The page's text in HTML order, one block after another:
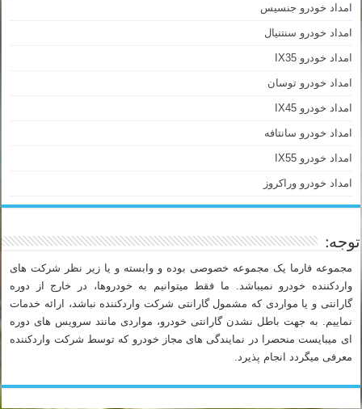
امداد خودرو جنسیس
امداد خودرو سنتنیال
امداد خودرو IX35
امداد خودرو توسان
امداد خودرو IX45
امداد خودرو سانتافه
امداد خودرو IX55
امداد خودرو وراکروز
توجه:
مجموعه فارما یک مجموعه خصوصی بوده و وابسته و یا زیر نظر شرکت های
واردکننده خودرو نمیباشد. ما فقط میتوانیم به خودروها، در خارج از دوره
گارانتی و یا مواردی که مشمول گارانتی شرکت واردکننده نباشد، ارائه خدمات
نماییم. به جهت باطل نشدن گارانتی خودرو، مواردی مانند سرویس های دوره
ای میبایست منحصرا در نمایندگی های مجاز خودرو که توسط شرکت واردکننده
معرفی میگردد انجام پذیرد.